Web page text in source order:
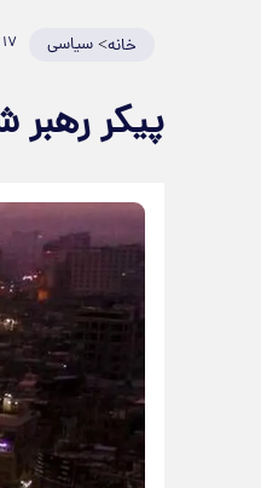
خانه>سیاسی ۱۷ تیر ۱۴۰۵
پیکر رهبر